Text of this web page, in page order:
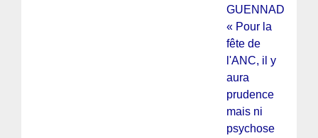
GUENNAD :
« Pour la
fête de
l'ANC, il y
aura
prudence
mais ni
psychose